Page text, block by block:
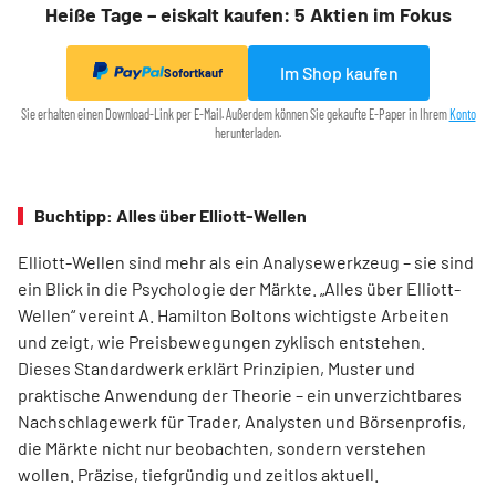
Heiße Tage – eiskalt kaufen: 5 Aktien im Fokus
Sofortkauf Im Shop kaufen
Sie erhalten einen Download-Link per E-Mail. Außerdem können Sie gekaufte E-Paper in Ihrem Konto
herunterladen.
Buchtipp: Alles über Elliott-Wellen
Elliott-Wellen sind mehr als ein Analysewerkzeug – sie sind
ein Blick in die Psychologie der Märkte. „Alles über Elliott-
Wellen“ vereint A. Hamilton Boltons wichtigste Arbeiten
und zeigt, wie Preisbewegungen zyklisch entstehen.
Dieses Standardwerk erklärt Prinzipien, Muster und
praktische Anwendung der Theorie – ein unverzichtbares
Nachschlagewerk für Trader, Analysten und Börsenprofis,
die Märkte nicht nur beobachten, sondern verstehen
wollen. Präzise, tiefgründig und zeitlos aktuell.